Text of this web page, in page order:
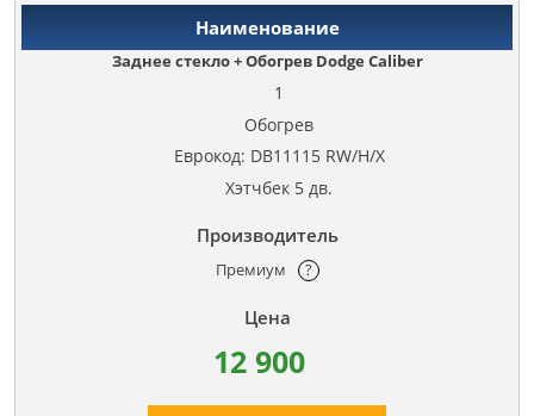
Заднее стекло + Обогрев Dodge Caliber
1
Обогрев
Еврокод: DB11115 RW/H/X
Хэтчбек 5 дв.
Премиум ?
12 900